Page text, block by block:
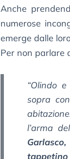
Anche
numerose
emerge dalle
Per non parlare
“Olindo
sopra
l’arma
Garlasco,
tappetino